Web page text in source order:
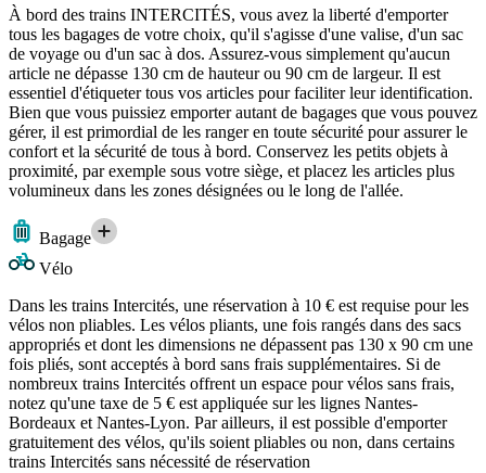
À bord des trains INTERCITÉS, vous avez la liberté d'emporter
tous les bagages de votre choix, qu'il s'agisse d'une valise, d'un sac
de voyage ou d'un sac à dos. Assurez-vous simplement qu'aucun
article ne dépasse 130 cm de hauteur ou 90 cm de largeur. Il est
essentiel d'étiqueter tous vos articles pour faciliter leur identification.
Bien que vous puissiez emporter autant de bagages que vous pouvez
gérer, il est primordial de les ranger en toute sécurité pour assurer le
confort et la sécurité de tous à bord. Conservez les petits objets à
proximité, par exemple sous votre siège, et placez les articles plus
volumineux dans les zones désignées ou le long de l'allée.
Bagage
Vélo
Dans les trains Intercités, une réservation à 10 € est requise pour les
vélos non pliables. Les vélos pliants, une fois rangés dans des sacs
appropriés et dont les dimensions ne dépassent pas 130 x 90 cm une
fois pliés, sont acceptés à bord sans frais supplémentaires. Si de
nombreux trains Intercités offrent un espace pour vélos sans frais,
notez qu'une taxe de 5 € est appliquée sur les lignes Nantes-
Bordeaux et Nantes-Lyon. Par ailleurs, il est possible d'emporter
gratuitement des vélos, qu'ils soient pliables ou non, dans certains
trains Intercités sans nécessité de réservation